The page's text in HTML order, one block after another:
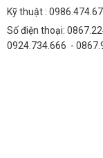
Kỹ thuật :
Số điện thoại:
0924.734.666 -